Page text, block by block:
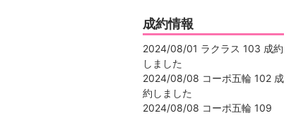
成約情報
2024/08/01 ラクラス 103 成約
しました
2024/08/08 コーポ五輪 102 成
約しました
2024/08/08 コーポ五輪 109